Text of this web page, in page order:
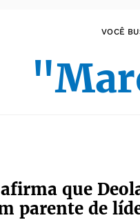
VOCÊ
que
parente de